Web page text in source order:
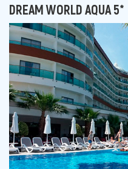
DREAM WORLD AQUA 5*